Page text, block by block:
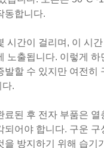
동합니다.
시간이 걸리며, 이 시
노출됩니다. 이렇게 하
발할 수 있지만 여전히
다.
료된 후 전자 부품은 열
되어야 합니다. 구운
을 방지하기 위해 습기